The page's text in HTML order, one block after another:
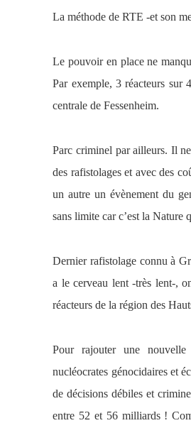
La méthode de RTE -et son
Le pouvoir en place ne
Par exemple, 3 réacteurs sur
centrale de Fessenheim.
Parc criminel par ailleurs. Il
des rafistolages et avec des
un autre un évènement du
sans limite car c’est la Nature
Dernier rafistolage connu à
a le cerveau lent -très lent-,
réacteurs de la région des
Pour rajouter une
nucléocrates génocidaires et
de décisions débiles et
entre 52 et 56 milliards !